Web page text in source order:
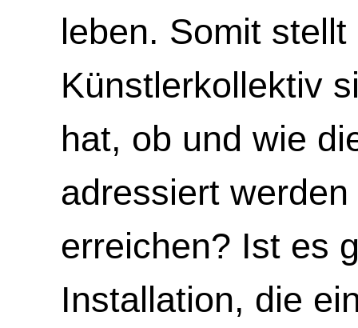
leben. Somit
Künstlerkollektiv
hat, ob und wie
adressiert
erreichen? Ist es
Installation, die